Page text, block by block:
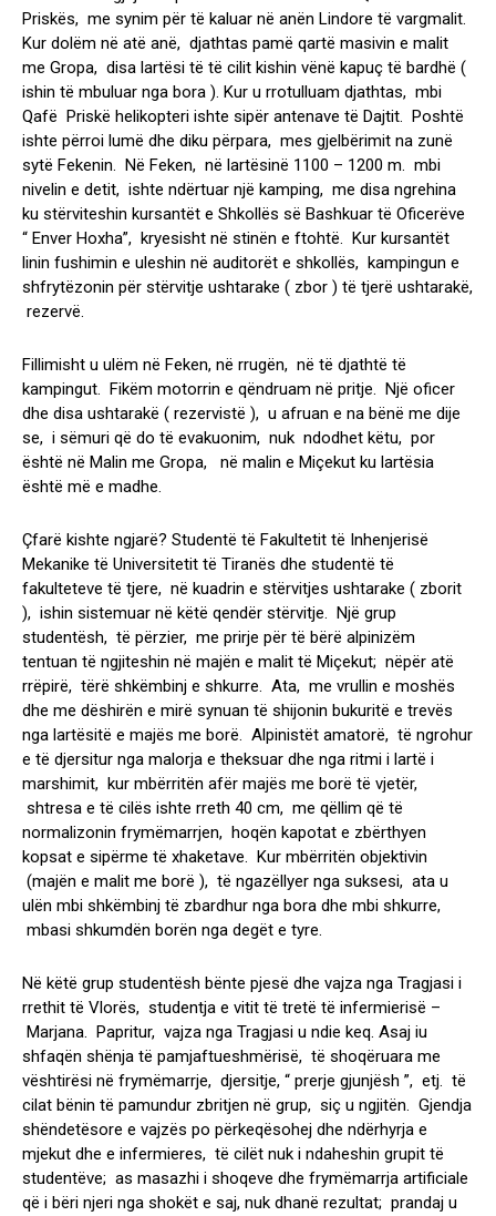
Priskës, me synim për të kaluar në anën Lindore të vargmalit.
Kur dolëm në atë anë, djathtas pamë qartë masivin e malit
me Gropa, disa lartësi të të cilit kishin vënë kapuç të bardhë (
ishin të mbuluar nga bora ). Kur u rrotulluam djathtas, mbi
Qafë Priskë helikopteri ishte sipër antenave të Dajtit. Poshtë
ishte përroi lumë dhe diku përpara, mes gjelbërimit na zunë
sytë Fekenin. Në Feken, në lartësinë 1100 – 1200 m. mbi
nivelin e detit, ishte ndërtuar një kamping, me disa ngrehina
ku stërviteshin kursantët e Shkollës së Bashkuar të Oficerëve
“ Enver Hoxha”, kryesisht në stinën e ftohtë. Kur kursantët
linin fushimin e uleshin në auditorët e shkollës, kampingun e
shfrytëzonin për stërvitje ushtarake ( zbor ) të tjerë ushtarakë,
rezervë.
Fillimisht u ulëm në Feken, në rrugën, në të djathtë të
kampingut. Fikëm motorrin e qëndruam në pritje. Një oficer
dhe disa ushtarakë ( rezervistë ), u afruan e na bënë me dije
se, i sëmuri që do të evakuonim, nuk ndodhet këtu, por
është në Malin me Gropa, në malin e Miçekut ku lartësia
është më e madhe.
Çfarë kishte ngjarë? Studentë të Fakultetit të Inhenjerisë
Mekanike të Universitetit të Tiranës dhe studentë të
fakulteteve të tjere, në kuadrin e stërvitjes ushtarake ( zborit
), ishin sistemuar në këtë qendër stërvitje. Një grup
studentësh, të përzier, me prirje për të bërë alpinizëm
tentuan të ngjiteshin në majën e malit të Miçekut; nëpër atë
rrëpirë, tërë shkëmbinj e shkurre. Ata, me vrullin e moshës
dhe me dëshirën e mirë synuan të shijonin bukuritë e trevës
nga lartësitë e majës me borë. Alpinistët amatorë, të ngrohur
e të djersitur nga malorja e theksuar dhe nga ritmi i lartë i
marshimit, kur mbërritën afër majës me borë të vjetër,
shtresa e të cilës ishte rreth 40 cm, me qëllim që të
normalizonin frymëmarrjen, hoqën kapotat e zbërthyen
kopsat e sipërme të xhaketave. Kur mbërritën objektivin
(majën e malit me borë ), të ngazëllyer nga suksesi, ata u
ulën mbi shkëmbinj të zbardhur nga bora dhe mbi shkurre,
mbasi shkumdën borën nga degët e tyre.
Në këtë grup studentësh bënte pjesë dhe vajza nga Tragjasi i
rrethit të Vlorës, studentja e vitit të tretë të infermierisë –
Marjana. Papritur, vajza nga Tragjasi u ndie keq. Asaj iu
shfaqën shënja të pamjaftueshmërisë, të shoqëruara me
vështirësi në frymëmarrje, djersitje, “ prerje gjunjësh ”, etj. të
cilat bënin të pamundur zbritjen në grup, siç u ngjitën. Gjendja
shëndetësore e vajzës po përkeqësohej dhe ndërhyrja e
mjekut dhe e infermieres, të cilët nuk i ndaheshin grupit të
studentëve; as masazhi i shoqeve dhe frymëmarrja artificiale
që i bëri njeri nga shokët e saj, nuk dhanë rezultat; prandaj u